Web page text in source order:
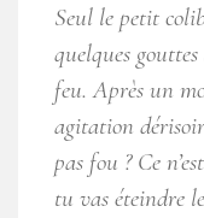
Seul le petit
quelques
feu. Après un
agitation
pas fou ? Ce
tu vas éteindre